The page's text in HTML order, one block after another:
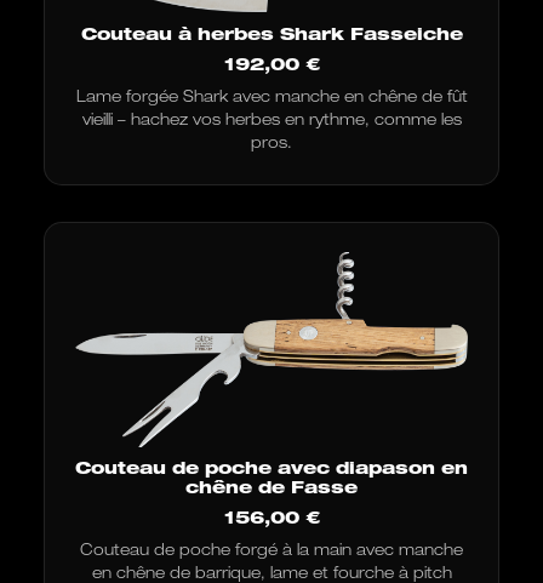
Couteau à herbes Shark Fasseiche
192,00 €
Lame forgée Shark avec manche en chêne de fût
vieilli – hachez vos herbes en rythme, comme les
pros.
Couteau de poche avec diapason en
chêne de Fasse
156,00 €
Couteau de poche forgé à la main avec manche
en chêne de barrique, lame et fourche à pitch